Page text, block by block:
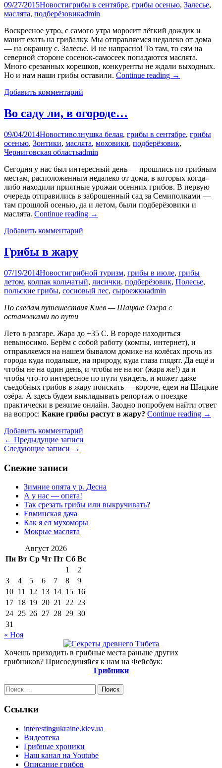
09/27/2015Новостигрибы в сентябре, грибы осенью, Залесье,
маслята, подберёзовикadmin
Воскресное утро, с самого утра моросит лёгкий дождик и
манит ехать на грибалку. Мы отправляемся недалеко от дома
— на окраину с. Залесье. И не напрасно! То там, то сям на
северной стороне сосенок-самосеек попадаются маслята.
Много срезанных корешков, конкуренты не ждали выходных.
Но и нам наши грибы оставили. Continue reading →
Добавить комментарий
Во саду ли, в огороде…
09/04/2014Новостиволнушка белая, грибы в сентябре, грибы
осенью, Зонтики, маслята, моховики, подберёзовик,
Черниговская областьadmin
Сегодня у нас был интересный день — прошлись по грибным
местам, расположенным недалеко от дома, в которых когда-
либо находили приятные урожаи осенних грибов. В первую
очередь отправились в заброшенный сад за Семиполками —
там прошлой осенью, да и летом, были подберёзовики и
маслята. Continue reading →
Добавить комментарий
Грибы в жару
07/19/2014Новостигрибной туризм, грибы в июле, грибы
летом, колпак кольчатый, лисички, подберёзовик, Полесье,
польские грибы, сосновый лес, сыроежкиadmin
По следам путешествия Киев — Шацкие Озера с
остановками по пути
Лето в разгаре. Жара до +35 С. В городе находиться
невыносимо. Берём с собой работу (компы, интернет), и
отправляемся на нашем бывалом домике на колёсах прочь из
города куда подальше, на природу, куда глаза глядят. Да ещё и
чтобы не на один день, и чтобы не на юг (жара же!) да и
чтобы что-то интересное по пути увидеть, и может даже
съедобных грибов в жару поискать — короче, едем на Шацкие
озёра. А здесь будем выкладывать репортаж о поездке
практически в режиме онлайн. Заодно попробуем найти ответ
на вопрос: Какие грибы растут в жару? Continue reading →
Добавить комментарий
Навигация
по
записям
← Предыдущие записи
Следующие записи →
Свежие записи
Зимние опята у р. Десна
А у нас — опята!
Так срезать грибы или выкручивать?
Евминская дача
Как я ел мухоморы
Мокрые маслята
Август 2026
Пн Вт Ср Чт Пт Сб Вс
1
2
3
4 5 6 7 8
9
10 11 12 13 14 15 16
17 18 19 20 21 22 23
24 25 26 27 28 29 30
31
« Ноя
Хочешь приходить в грибные места раньше других
грибников? Присоединяйся к нам на Фейсбук:
Грибники
Найти:
Ссылки
interestingukraine.kiev.ua
Видеотека
Грибные хроники
Наш канал на Youtube
Описание грибов